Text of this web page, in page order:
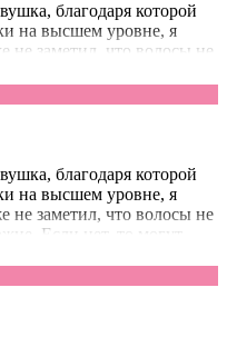
благодаря которой
на высшем уровне, я
не заметил, что волосы не
Если нет, то могут
мой парик по замерам
было комфортно.
на голове! Я очень
благодаря которой
на высшем уровне, я
не заметил, что волосы не
Если нет, то могут
мой парик по замерам
было комфортно.
на голове! Я очень